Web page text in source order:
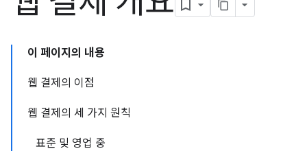
이 페이지의 내용
웹 결제의 이점
웹 결제의 세 가지 원칙
표준 및 영업 중